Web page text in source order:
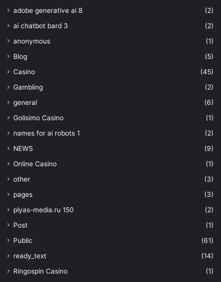
adobe generative ai 8
(2)
ai chatbot bard 3
(2)
anonymous
(1)
Blog
(5)
Casino
(45)
Gambling
(2)
general
(6)
Golisimo Casino
(1)
names for ai robots 1
(2)
NEWS
(9)
Online Casino
(1)
other
(3)
pages
(3)
plyas-media.ru 150
(2)
Post
(1)
Public
(61)
ready_text
(14)
Ringospin Casino
(1)